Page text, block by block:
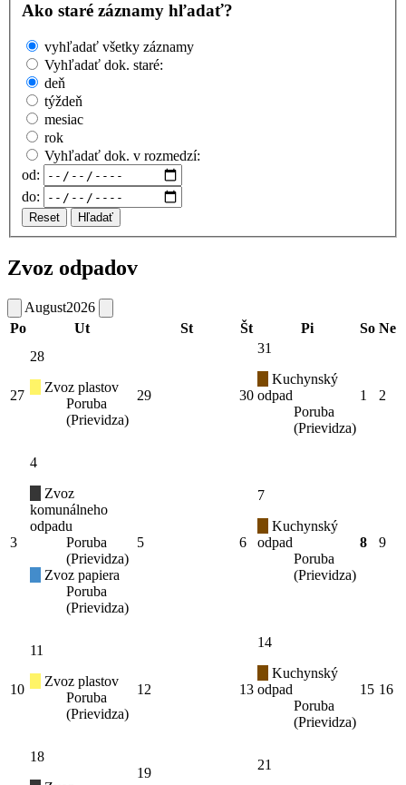
Ako staré záznamy hľadať?
vyhľadať všetky záznamy
Vyhľadať dok. staré:
deň
týždeň
mesiac
rok
Vyhľadať dok. v rozmedzí:
od:
do:
Reset Hľadať
Zvoz odpadov
August2026
Po
Ut St Št Pi So Ne
27
28
Zvoz plastov
Poruba
(Prievidza)
29 30
31
Kuchynský
odpad
Poruba
(Prievidza)
1 2
3
4
Zvoz
komunálneho
odpadu
Poruba
(Prievidza)
Zvoz papiera
Poruba
(Prievidza)
5 6
7
Kuchynský
odpad
Poruba
(Prievidza)
8 9
10
11
Zvoz plastov
Poruba
(Prievidza)
12 13
14
Kuchynský
odpad
Poruba
(Prievidza)
15 16
18
19
21